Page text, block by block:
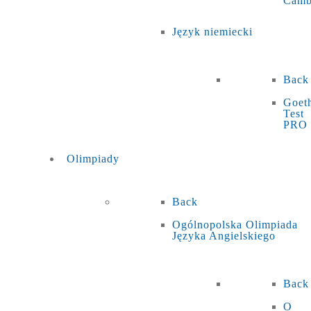
Język niemiecki
Back
Test
PRO
Olimpiady
Back
Ogólnopolska Olimpiada
Języka Angielskiego
Back
O